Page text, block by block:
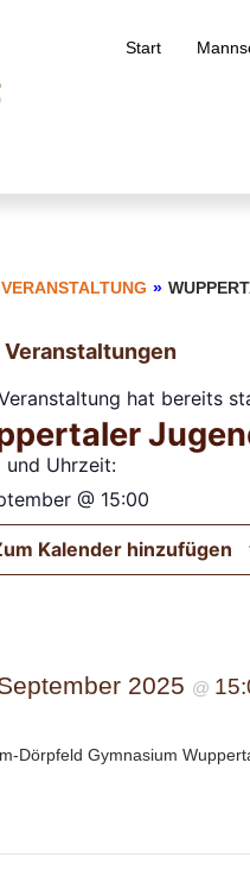
Start
VERANSTALTUNG »
Veranstaltungen
hat bereits
und Uhrzeit:
@ 15:00
Kalender hinzufügen
2025 @
Dörpfeld Gymnasium